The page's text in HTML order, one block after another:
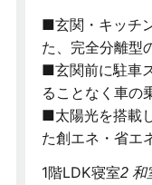
■玄関・キッチ
た、完全分離型
■玄関前に駐車
ることなく車の
■太陽光を搭載
た創エネ・省エ
1階LDK寝室2 和